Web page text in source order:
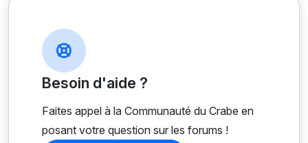
Besoin d'aide ?
Faites appel à la Communauté du Crabe en
posant votre question sur les forums !